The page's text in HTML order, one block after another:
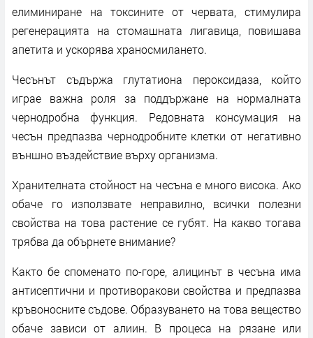
елиминиране на токсините от червата, стимулира
регенерацията на стомашната лигавица, повишава
апетита и ускорява храносмилането.
Чесънът съдържа глутатиона пероксидаза, който
играе важна роля за поддържане на нормалната
чернодробна функция. Редовната консумация на
чесън предпазва чернодробните клетки от негативно
външно въздействие върху организма.
Хранителната стойност на чесъна е много висока. Ако
обаче го използвате неправилно, всички полезни
свойства на това растение се губят. На какво тогава
трябва да обърнете внимание?
Както бе споменато по-горе, алицинът в чесъна има
антисептични и противоракови свойства и предпазва
кръвоносните съдове. Образуването на това вещество
обаче зависи от алиин. В процеса на рязане или